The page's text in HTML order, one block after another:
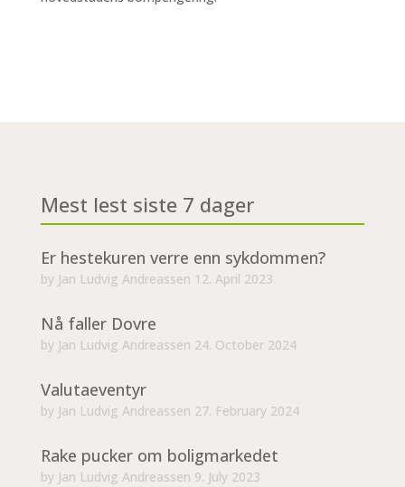
Mest lest siste 7 dager
Er hestekuren verre enn sykdommen?
by Jan Ludvig Andreassen 12. April 2023
Nå faller Dovre
by Jan Ludvig Andreassen 24. October 2024
Valutaeventyr
by Jan Ludvig Andreassen 27. February 2024
Rake pucker om boligmarkedet
by Jan Ludvig Andreassen 9. July 2023